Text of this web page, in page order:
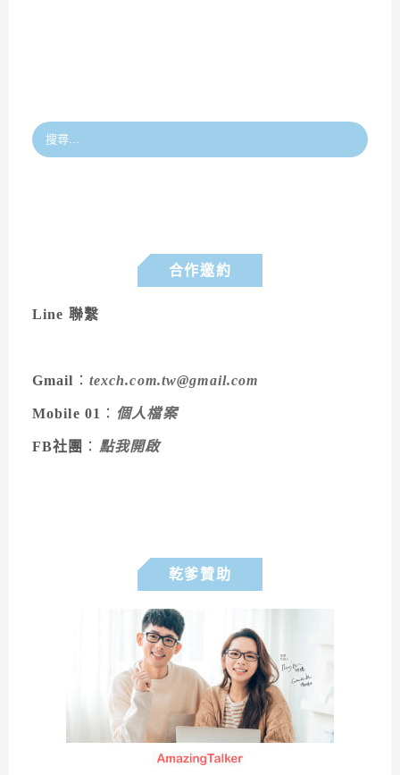
合作邀約
Line 聯繫
Gmail ： texch.com.tw@gmail.com
Mobile 01 ： 個人檔案
FB社團 ： 點我開啟
乾爹贊助